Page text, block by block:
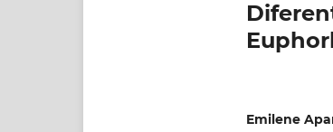
Emilene